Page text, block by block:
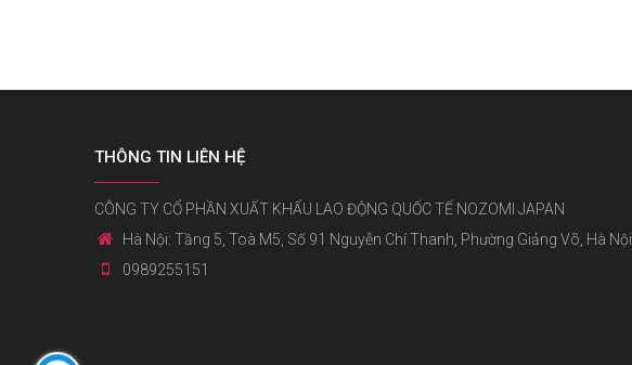
THÔNG TIN LIÊN HỆ
CÔNG TY CỔ PHẦN XUẤT KHẨU LAO ĐỘNG QUỐC TẾ NOZOMI JAPAN
Hà Nội: Tầng 5, Toà M5, Số 91 Nguyễn Chí Thanh, Phường Giảng Võ, Hà Nội
0989255151